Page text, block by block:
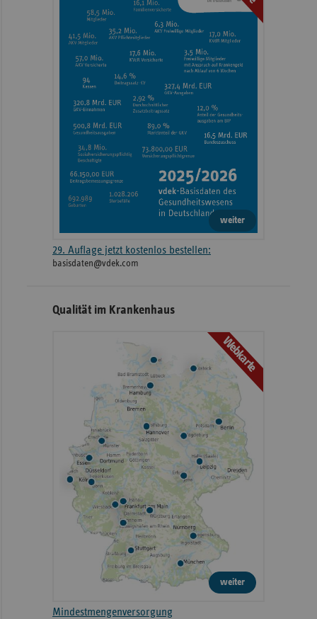
weiter
29. Auflage jetzt kostenlos bestellen:
basisdaten@vdek.com
Qualität im Krankenhaus
Webkarte
weiter
Mindestmengenversorgung